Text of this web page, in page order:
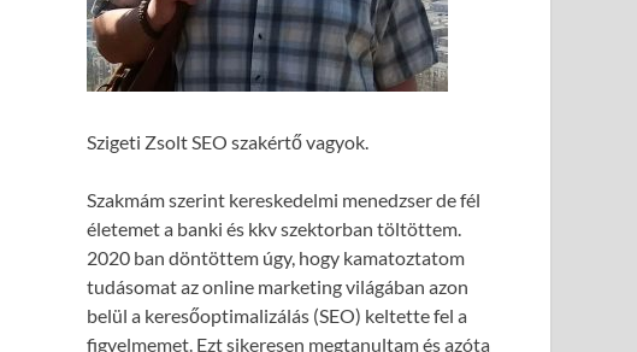
Szigeti Zsolt SEO szakértő vagyok.
Szakmám szerint kereskedelmi menedzser de fél
életemet a banki és kkv szektorban töltöttem.
2020 ban döntöttem úgy, hogy kamatoztatom
tudásomat az online marketing világában azon
belül a keresőoptimalizálás (SEO) keltette fel a
figyelmemet. Ezt sikeresen megtanultam és azóta